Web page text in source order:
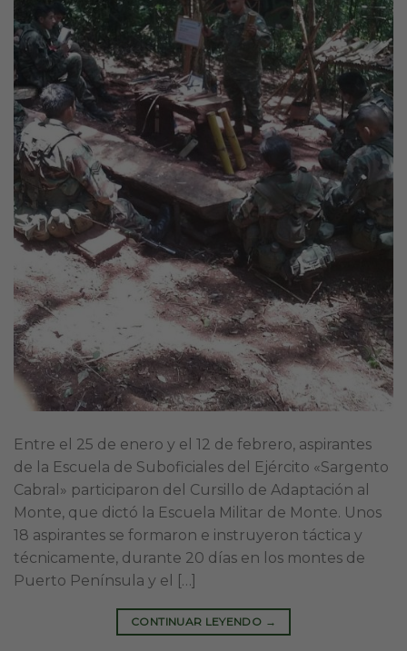
Entre el 25 de enero y el 12 de febrero, aspirantes
de la Escuela de Suboficiales del Ejército «Sargento
Cabral» participaron del Cursillo de Adaptación al
Monte, que dictó la Escuela Militar de Monte. Unos
18 aspirantes se formaron e instruyeron táctica y
técnicamente, durante 20 días en los montes de
Puerto Península y el […]
CONTINUAR LEYENDO →